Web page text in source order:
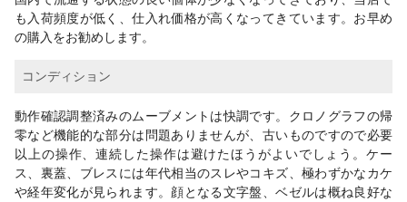
も入荷頻度が低く、仕入れ価格が高くなってきています。お早め
の購入をお勧めします。
コンディション
動作確認調整済みのムーブメントは快調です。クロノグラフの帰
零など機能的な部分は問題ありませんが、古いものですので必要
以上の操作、連続した操作は避けたほうがよいでしょう。ケー
ス、裏蓋、ブレスには年代相当のスレやコキズ、極わずかなカケ
や経年変化が見られます。顔となる文字盤、ベゼルは概ね良好な